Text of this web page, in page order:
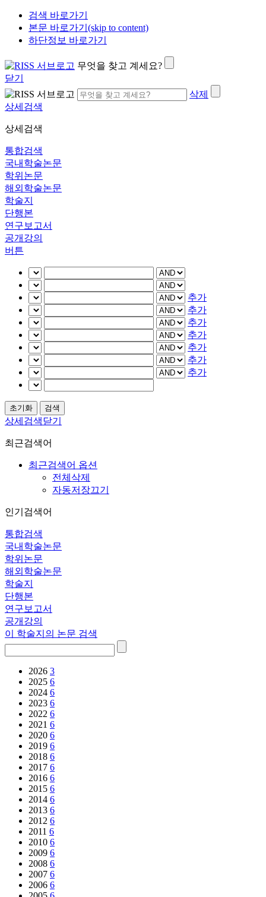
검색 바로가기
본문 바로가기(skip to content)
하단정보 바로가기
무엇을 찾고 계세요?
닫기
삭제
상세검색
상세검색
통합검색
국내학술논문
학위논문
해외학술논문
학술지
단행본
연구보고서
공개강의
버튼
추가
추가
추가
추가
추가
추가
추가
상세검색닫기
최근검색어
최근검색어 옵션
전체삭제
자동저장끄기
인기검색어
통합검색
국내학술논문
학위논문
해외학술논문
학술지
단행본
연구보고서
공개강의
이 학술지의 논문 검색
2026 3
2025 6
2024 6
2023 6
2022 6
2021 6
2020 6
2019 6
2018 6
2017 6
2016 6
2015 6
2014 6
2013 6
2012 6
2011 6
2010 6
2009 6
2008 6
2007 6
2006 6